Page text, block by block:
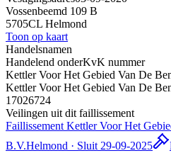
Vossenbeemd 109 B
5705CL Helmond
Toon op kaart
Handelsnamen
Handelend onderKvK nummer
Kettler Voor Het Gebied Van De
Kettler Voor Het Gebied Van De
17026724
Veilingen uit dit faillissement
Faillissement Kettler Voor Het
B.V.Helmond · Sluit 29-09-2025